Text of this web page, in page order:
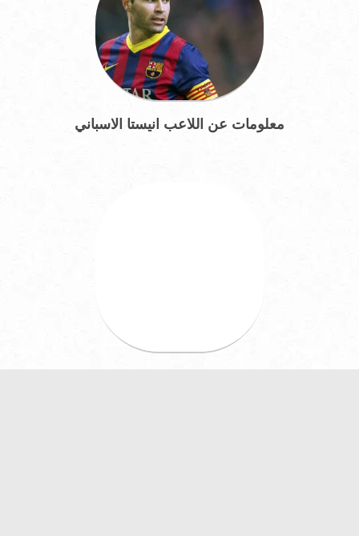
معلومات عن اللاعب انيستا الاسباني